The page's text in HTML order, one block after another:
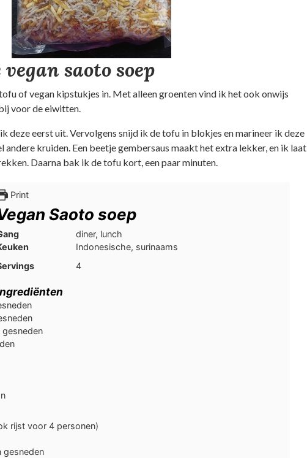
saoto soep
of vegan kipstukjes in. Met alleen groenten vind ik het ook onwijs
voor de eiwitten.
deze eerst uit. Vervolgens snijd ik de tofu in blokjes en marineer ik deze
andere kruiden. Een beetje gembersaus maakt het extra lekker, en ik laat
Daarna bak ik de tofu kort, een paar minuten.
Print
Saoto soep
diner, lunch
Indonesische, surinaams
4
gesneden
rijst voor 4 personen)
gesneden